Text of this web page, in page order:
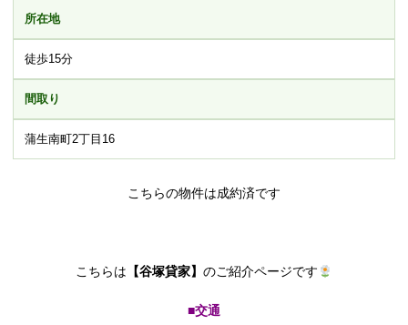
所在地
徒歩15分
間取り
蒲生南町2丁目16
こちらの物件は成約済です
こちらは 【谷塚貸家】のご紹介ページです
■交通